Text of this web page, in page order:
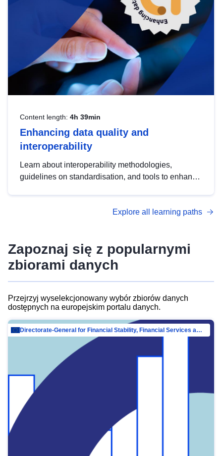
Content length: 4h 39min
Enhancing data quality and
interoperability
Learn about interoperability methodologies,
guidelines on standardisation, and tools to enhance
advanced metadata management with DCAT-AP.
Explore all learning paths
Zapoznaj się z popularnymi
zbiorami danych
Przejrzyj wyselekcjonowany wybór zbiorów danych
dostępnych na europejskim portalu danych.
Directorate-General for Financial Stability, Financial Services and Capital Mar…